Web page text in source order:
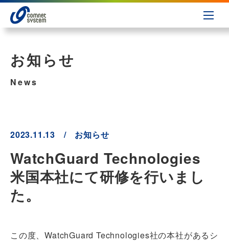
お知らせ
News
2023.11.13 / お知らせ
WatchGuard Technologies
米国本社にて研修を行いまし
た。
この度、WatchGuard Technologies社の本社があるシ